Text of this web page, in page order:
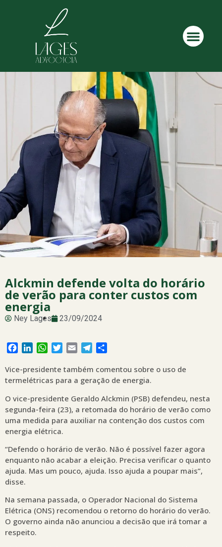
Alckmin defende volta do horário
de verão para conter custos com
energia
Ney Lages 23/09/2024
Facebook
LinkedInWhatsApp
Twitter
Email Telegram
Vice-presidente também comentou sobre o uso de
termelétricas para a geração de energia.
O vice-presidente Geraldo Alckmin (PSB) defendeu, nesta
segunda-feira (23), a retomada do horário de verão como
uma medida para auxiliar na contenção dos custos com
energia elétrica.
“Defendo o horário de verão. Não é possível fazer agora
enquanto não acabar a eleição. Precisa verificar o quanto
ajuda. Mas um pouco, ajuda. Isso ajuda a poupar mais”,
disse.
Na semana passada, o Operador Nacional do Sistema
Elétrica (ONS) recomendou o retorno do horário do verão.
O governo ainda não anunciou a decisão que irá tomar a
respeito.